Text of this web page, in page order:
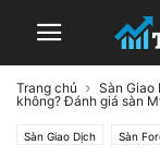
Trang chủ Sàn Giao
không? Đánh giá sàn
Sàn Giao Dịch Sàn